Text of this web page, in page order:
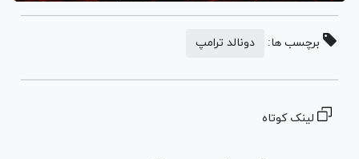
برچسب ها: دونالد ترامپ
لینک کوتاه